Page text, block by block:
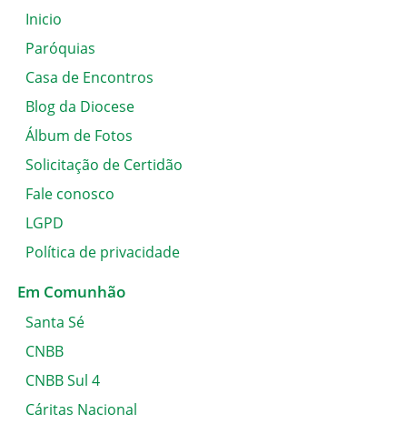
Inicio
Paróquias
Casa de Encontros
Blog da Diocese
Álbum de Fotos
Solicitação de Certidão
Fale conosco
LGPD
Política de privacidade
Em Comunhão
Santa Sé
CNBB
CNBB Sul 4
Cáritas Nacional